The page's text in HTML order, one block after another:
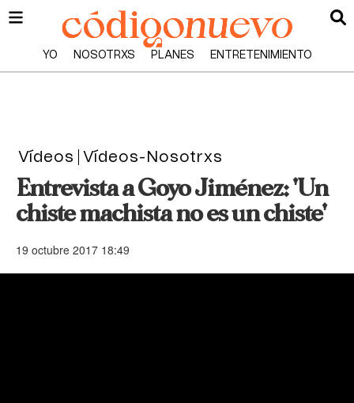
YO NOSOTRXS PLANES ENTRETENIMIENTO
Vídeos Vídeos-Nosotrxs
Entrevista a Goyo Jiménez: 'Un
chiste machista no es un chiste'
19 octubre 2017 18:49